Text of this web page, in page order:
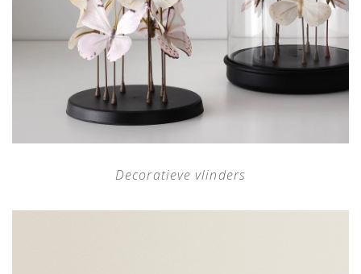
Decoratieve vlinders